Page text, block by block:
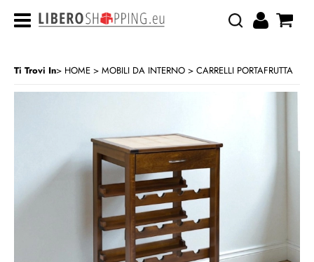
Ti Trovi In HOME MOBILI DA INTERNO CARRELLI PORTAFRUTTA